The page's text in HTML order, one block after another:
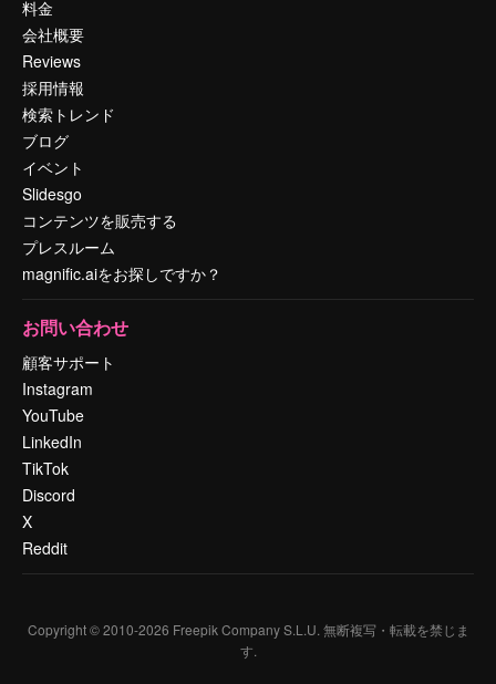
料金
会社概要
Reviews
採用情報
検索トレンド
ブログ
イベント
Slidesgo
コンテンツを販売する
プレスルーム
magnific.aiをお探しですか？
お問い合わせ
顧客サポート
Instagram
YouTube
LinkedIn
TikTok
Discord
X
Reddit
Copyright © 2010-2026 Freepik Company S.L.U. 無断複写・転載を禁じま
す.